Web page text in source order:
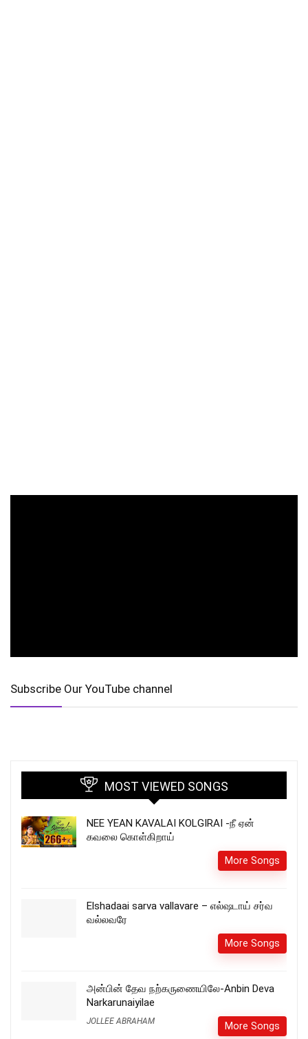
Subscribe Our YouTube channel
MOST VIEWED SONGS
NEE YEAN KAVALAI KOLGIRAI -நீ ஏன்
கவலை கொள்கிறாய்
More Songs
Elshadaai sarva vallavare – எல்ஷடாய் சர்வ
வல்லவரே
More Songs
அன்பின் தேவ நற்கருணையிலே-Anbin Deva
Narkarunaiyilae
JOLLEE ABRAHAM More Songs